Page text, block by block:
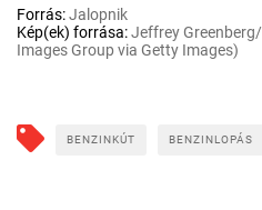
Forrás:Jalopnik
Kép(ek) forrása:Jeffrey
Images Group via Getty Images)
BENZINKÚT BENZINLOPÁS